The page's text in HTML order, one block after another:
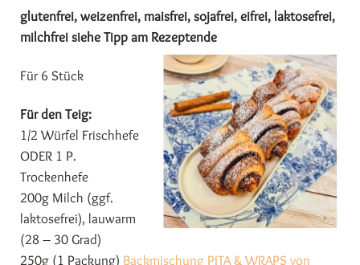
glutenfrei, weizenfrei, maisfrei, sojafrei, eifrei, laktosefrei,
milchfrei siehe Tipp am Rezeptende
Für 6 Stück
Für den Teig:
1/2 Würfel Frischhefe
ODER 1 P.
Trockenhefe
200g Milch (ggf.
laktosefrei), lauwarm
(28 – 30 Grad)
250g (1 Packung) Backmischung PITA & WRAPS von